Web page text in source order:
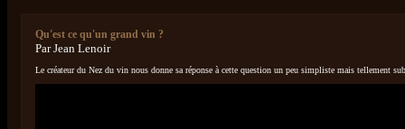
Qu'est ce qu'un grand vin ?
Par Jean Lenoir
Le créateur du Nez du vin nous donne sa réponse à cette question un peu simpliste mais tellement